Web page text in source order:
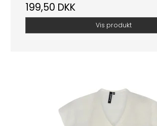
199,50 DKK
Vis produkt